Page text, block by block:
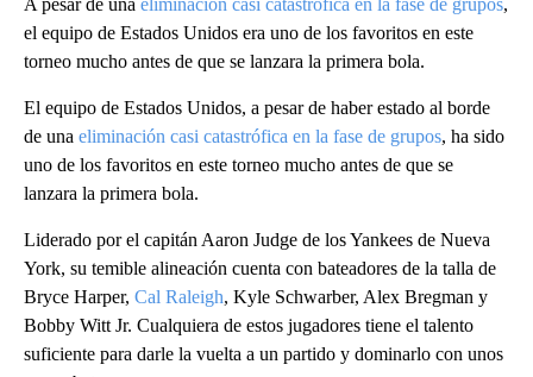
A pesar de una eliminación casi catastrófica en la fase de grupos,
el equipo de Estados Unidos era uno de los favoritos en este
torneo mucho antes de que se lanzara la primera bola.
El equipo de Estados Unidos, a pesar de haber estado al borde
de una eliminación casi catastrófica en la fase de grupos, ha sido
uno de los favoritos en este torneo mucho antes de que se
lanzara la primera bola.
Liderado por el capitán Aaron Judge de los Yankees de Nueva
York, su temible alineación cuenta con bateadores de la talla de
Bryce Harper, Cal Raleigh, Kyle Schwarber, Alex Bregman y
Bobby Witt Jr. Cualquiera de estos jugadores tiene el talento
suficiente para darle la vuelta a un partido y dominarlo con unos